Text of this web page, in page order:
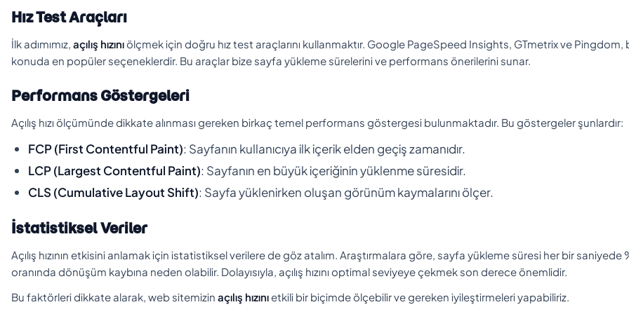
Hız Test Araçları
İlk adımımız, açılış hızınıölçmek için doğru hız test araçlarını kullanmaktır. Google PageSpeed Insights, GTmetrix ve Pingdom,
konuda en popüler seçeneklerdir. Bu araçlar bize sayfa yükleme sürelerini ve performans önerilerini sunar.
Performans Göstergeleri
Açılış hızı ölçümünde dikkate alınması gereken birkaç temel performans göstergesi bulunmaktadır. Bu göstergeler şunlardır:
FCP (First Contentful Paint): Sayfanın kullanıcıya ilk içerik elden geçiş zamanıdır.
LCP (Largest Contentful Paint): Sayfanın en büyük içeriğinin yüklenme süresidir.
CLS (Cumulative Layout Shift): Sayfa yüklenirken oluşan görünüm kaymalarını ölçer.
İstatistiksel Veriler
Açılış hızının etkisini anlamak için istatistiksel verilere de göz atalım. Araştırmalara göre, sayfa yükleme süresi her bir saniyede
oranında dönüşüm kaybına neden olabilir. Dolayısıyla, açılış hızını optimal seviyeye çekmek son derece önemlidir.
Bu faktörleri dikkate alarak, web sitemizin açılış hızınıetkili bir biçimde ölçebilir ve gereken iyileştirmeleri yapabiliriz.